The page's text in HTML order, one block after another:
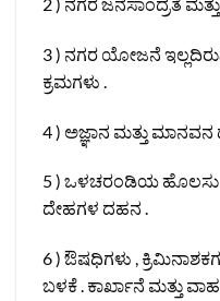
3 ) ನಗರ ಯೋಜನೆ
ಕ್ರಮಗಳು .
4 ) ಅಜ್ಞಾನ ಮತ್ತು ಮಾನವನ
5 ) ಒಳಚರಂಡಿಯ ಹೊಲಸು ,
ದೇಹಗಳ ದಹನ .
6 ) ಔಷಧಿಗಳು ,
ಬಳಕೆ . ಕಾರ್ಖಾನೆ ಮತ್ತು